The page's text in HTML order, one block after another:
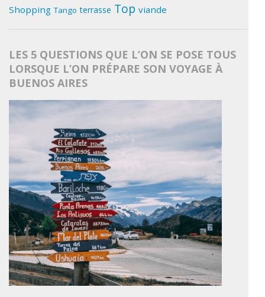
Shopping Tango terrasse Top viande
LES 5 QUESTIONS QUE L’ON SE POSE TOUS
LORSQUE L’ON PRÉPARE SON VOYAGE À
BUENOS AIRES